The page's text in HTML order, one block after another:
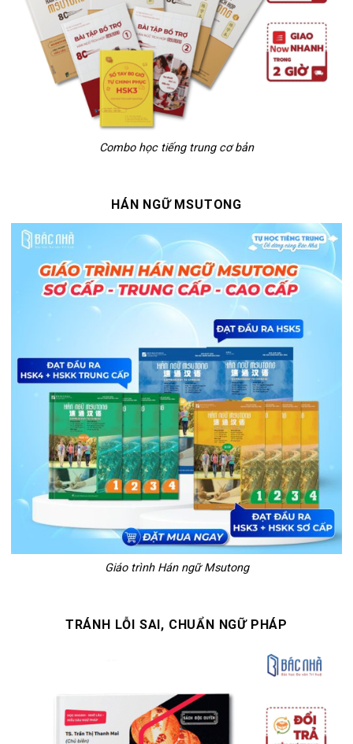
Combo học tiếng trung cơ bản
HÁN NGỮ MSUTONG
Giáo trình Hán ngữ Msutong
TRÁNH LỖI SAI, CHUẨN NGỮ PHÁP